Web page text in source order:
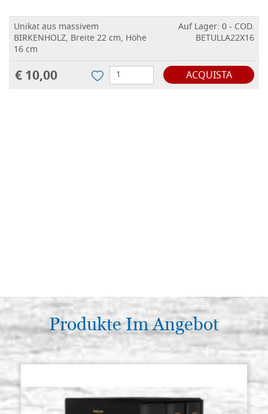
Unikat aus massivem
BIRKENHOLZ, Breite 22 cm, Höhe
16 cm
Auf Lager: 0 - COD.
BETULLA22X16
€ 10,00 ACQUISTA
Produkte Im Angebot